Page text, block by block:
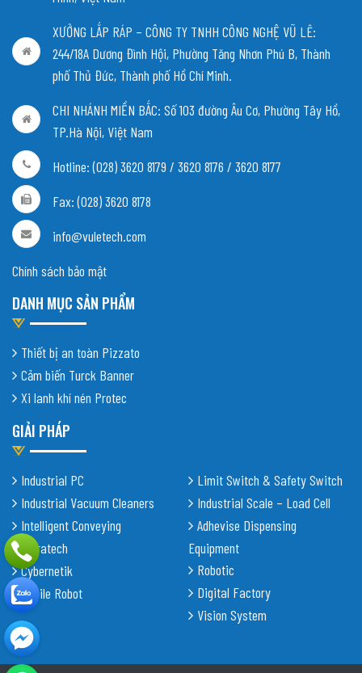
XƯỞNG LẮP RÁP – CÔNG TY TNHH CÔNG NGHỆ VŨ LÊ:
244/18A Dương Đình Hội, Phường Tăng Nhơn Phú B, Thành
phố Thủ Đức, Thành phố Hồ Chí Minh.
CHI NHÁNH MIỀN BẮC: Số 103 đường Âu Cơ, Phường Tây Hồ,
TP.Hà Nội, Việt Nam
Hotline: (028) 3620 8179 / 3620 8176 / 3620 8177
Fax: (028) 3620 8178
info@vuletech.com
Chính sách bảo mật
DANH MỤC SẢN PHẨM
Thiết bị an toàn Pizzato
Cảm biến Turck Banner
Xi lanh khí nén Protec
GIẢI PHÁP
Industrial PC
Industrial Vacuum Cleaners
Intelligent Conveying
Shiratech
Cybernetik
Mobile Robot
Limit Switch & Safety Switch
Industrial Scale – Load Cell
Adhevise Dispensing
Equipment
Robotic
Digital Factory
Vision System